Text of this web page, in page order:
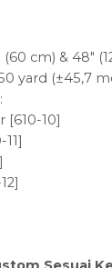
(60 cm) & 48″
yard (±45,7
:
[610-10]